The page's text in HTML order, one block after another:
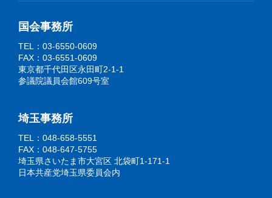
国会事務所
TEL：03-6550-0609
FAX：03-6551-0609
東京都千代田区永田町2-1-1
参議院議員会館609号室
埼玉事務所
TEL：048-658-5551
FAX：048-647-5755
埼玉県さいたま市大宮区 北袋町1-171-1
日本共産党埼玉県委員会内